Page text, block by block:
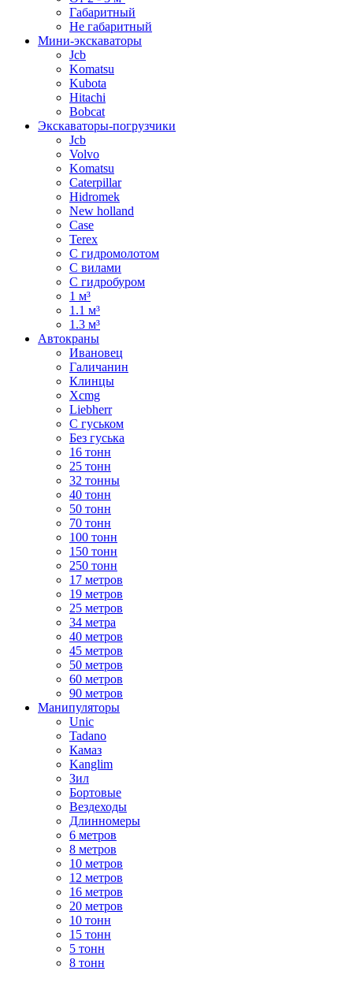
Габаритный
Не габаритный
Мини-экскаваторы
Jcb
Komatsu
Kubota
Hitachi
Bobcat
Экскаваторы-погрузчики
Jcb
Volvo
Komatsu
Caterpillar
Hidromek
New holland
Case
Terex
С гидромолотом
С вилами
С гидробуром
1 м³
1.1 м³
1.3 м³
Автокраны
Ивановец
Галичанин
Клинцы
Xcmg
Liebherr
С гуськом
Без гуська
16 тонн
25 тонн
32 тонны
40 тонн
50 тонн
70 тонн
100 тонн
150 тонн
250 тонн
17 метров
19 метров
25 метров
34 метра
40 метров
45 метров
50 метров
60 метров
90 метров
Манипуляторы
Unic
Tadano
Камаз
Kanglim
Зил
Бортовые
Вездеходы
Длинномеры
6 метров
8 метров
10 метров
12 метров
16 метров
20 метров
10 тонн
15 тонн
5 тонн
8 тонн